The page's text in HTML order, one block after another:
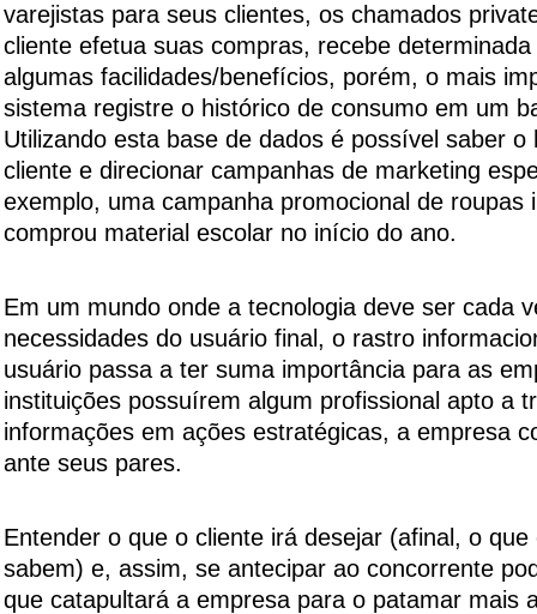
varejistas para seus clientes, os chamados
cliente efetua suas compras, recebe
algumas facilidades/benefícios, porém, o mais
sistema registre o histórico de consumo em um
Utilizando esta base de dados é possível saber o
cliente e direcionar campanhas de marketing
exemplo, uma campanha promocional de roupas
comprou material escolar no início do ano.
Em um mundo onde a tecnologia deve ser cada
necessidades do usuário final, o rastro
usuário passa a ter suma importância para as
instituições possuírem algum profissional apto a
informações em ações estratégicas, a empresa
ante seus pares.
Entender o que o cliente irá desejar (afinal, o
sabem) e, assim, se antecipar ao concorrente
que catapultará a empresa para o patamar mais